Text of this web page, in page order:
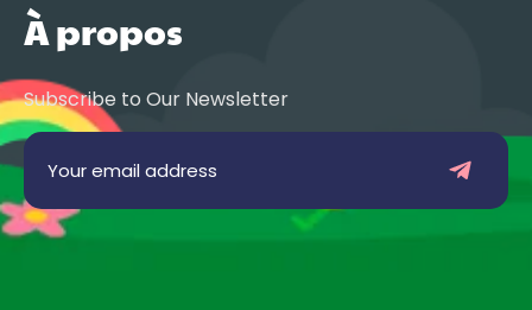
À propos
Subscribe to Our Newsletter